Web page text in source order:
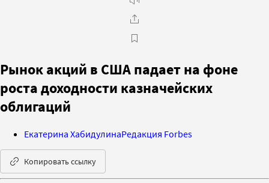
Рынок акций в США падает на фоне
роста доходности казначейских
облигаций
Екатерина ХабидулинаРедакция Forbes
Копировать ссылку